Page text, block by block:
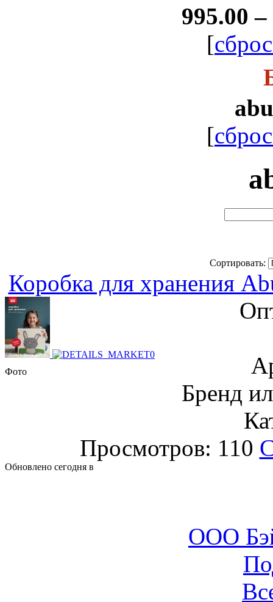
995.00
[
[
Сортировать:
Коробка для хранения
Фото
Бренд
Просмотров: 110
Обновлено сегодня в
ООО